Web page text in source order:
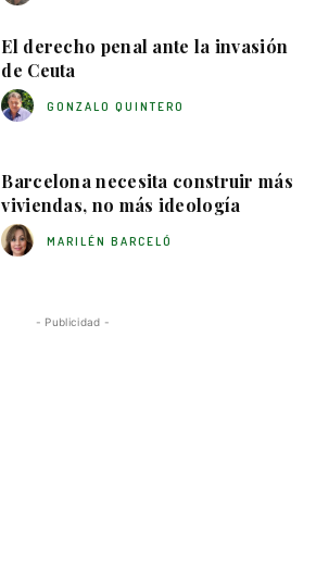
El derecho penal ante la invasión
de Ceuta
GONZALO QUINTERO
Barcelona necesita construir más
viviendas, no más ideología
MARILÉN BARCELÓ
- Publicidad -